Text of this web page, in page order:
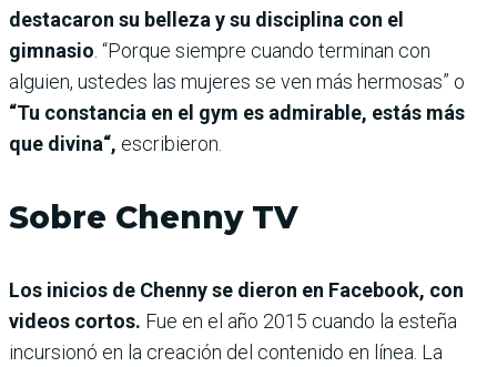
destacaron su belleza y su disciplina con el
gimnasio. “Porque siempre cuando terminan con
alguien, ustedes las mujeres se ven más hermosas” o
“Tu constancia en el gym es admirable, estás más
que divina“, escribieron.
Sobre Chenny TV
Los inicios de Chenny se die­ron en Facebook, con
videos cortos. Fue en el año 2015 cuando la esteña
incursionó en la creación del contenido en línea. La